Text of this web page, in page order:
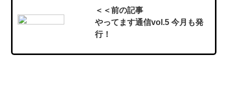
＜＜前の記事
やってます通信vol.5 今月も発
行！